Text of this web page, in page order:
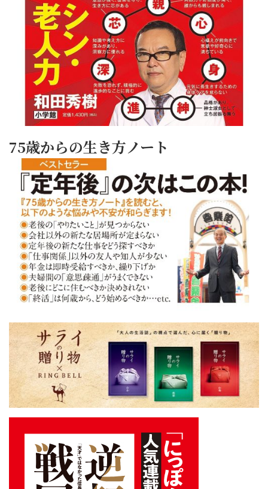
75歳からの生き方ノート